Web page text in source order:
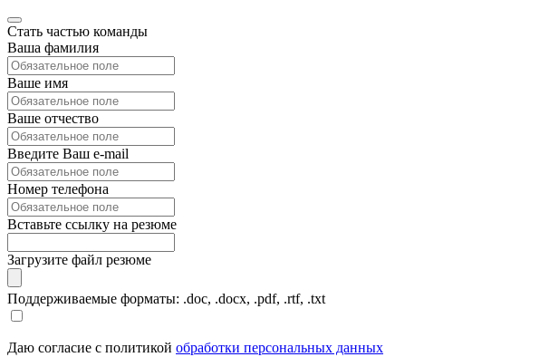
Стать частью команды
Ваша фамилия
Ваше имя
Ваше отчество
Введите Ваш e-mail
Номер телефона
Вставьте ссылку на резюме
Загрузите файл резюме
Поддерживаемые форматы: .doc, .docx, .pdf, .rtf, .txt
Даю согласие с политикой обработки персональных данных